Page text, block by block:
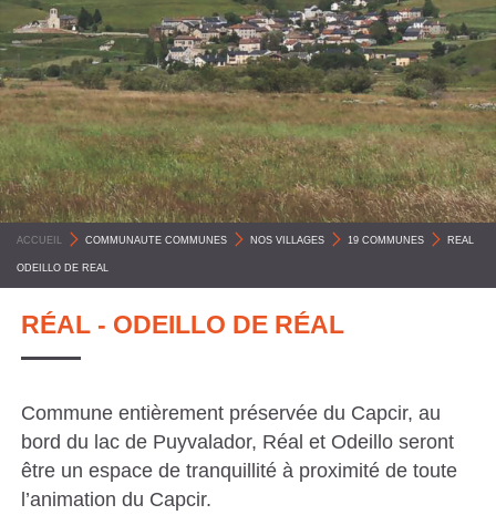
C
O
M
M
U
N
E
P
Y
R
N
É
E
ACCUEIL COMMUNAUTE COMMUNES NOS VILLAGES 19 COMMUNES REAL
ODEILLO DE REAL
RÉAL - ODEILLO DE RÉAL
Commune entièrement préservée du Capcir, au
bord du lac de Puyvalador, Réal et Odeillo seront
être un espace de tranquillité à proximité de toute
l’animation du Capcir.